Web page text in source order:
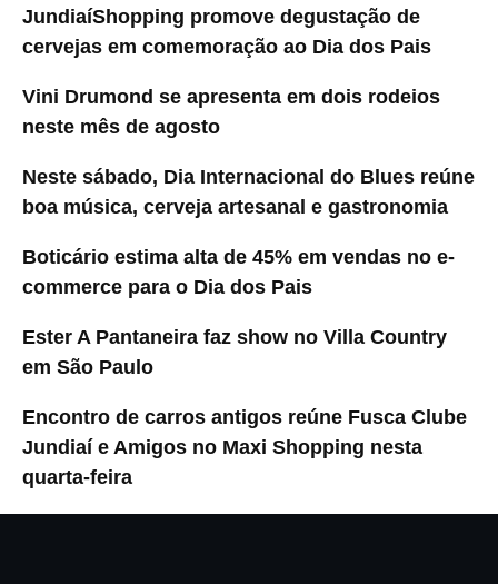
JundiaíShopping promove degustação de
cervejas em comemoração ao Dia dos Pais
Vini Drumond se apresenta em dois rodeios
neste mês de agosto
Neste sábado, Dia Internacional do Blues reúne
boa música, cerveja artesanal e gastronomia
Boticário estima alta de 45% em vendas no e-
commerce para o Dia dos Pais
Ester A Pantaneira faz show no Villa Country
em São Paulo
Encontro de carros antigos reúne Fusca Clube
Jundiaí e Amigos no Maxi Shopping nesta
quarta-feira